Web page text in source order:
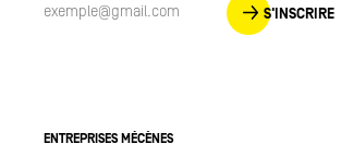
S'INSCRIRE
ENTREPRISES MÉCÈNES